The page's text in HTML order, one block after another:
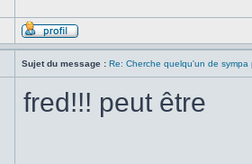
Sujet du message : Re: Cherche quelqu'un de
fred!!! peut être